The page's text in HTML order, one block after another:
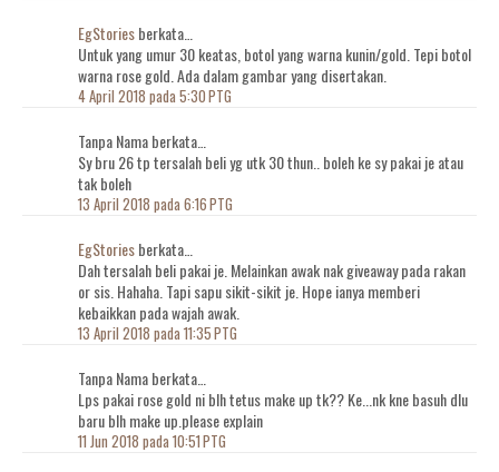
EgStoriesberkata…
Untuk yang umur 30 keatas, botol yang warna kunin/gold. Tepi botol
warna rose gold. Ada dalam gambar yang disertakan.
4 April 2018 pada 5:30 PTG
Tanpa Nama berkata…
Sy bru 26 tp tersalah beli yg utk 30 thun.. boleh ke sy pakai je atau
tak boleh
13 April 2018 pada 6:16 PTG
EgStoriesberkata…
Dah tersalah beli pakai je. Melainkan awak nak giveaway pada rakan
or sis. Hahaha. Tapi sapu sikit-sikit je. Hope ianya memberi
kebaikkan pada wajah awak.
13 April 2018 pada 11:35 PTG
Tanpa Nama berkata…
Lps pakai rose gold ni blh tetus make up tk?? Ke...nk kne basuh dlu
baru blh make up.please explain
11 Jun 2018 pada 10:51 PTG